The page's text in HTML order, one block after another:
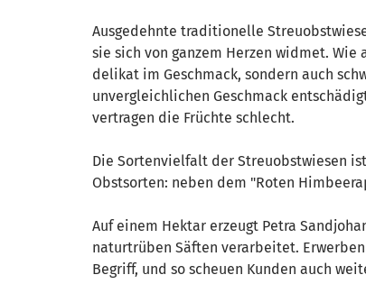
Ausgedehnte traditionelle
sie sich von ganzem Herzen widmet.
delikat im Geschmack, sondern auch
unvergleichlichen Geschmack
vertragen die Früchte schlecht.
Die Sortenvielfalt der Streuobstwiesen
Obstsorten: neben dem "Roten
Auf einem Hektar erzeugt Petra
naturtrüben Säften verarbeitet.
Begriff, und so scheuen Kunden auch